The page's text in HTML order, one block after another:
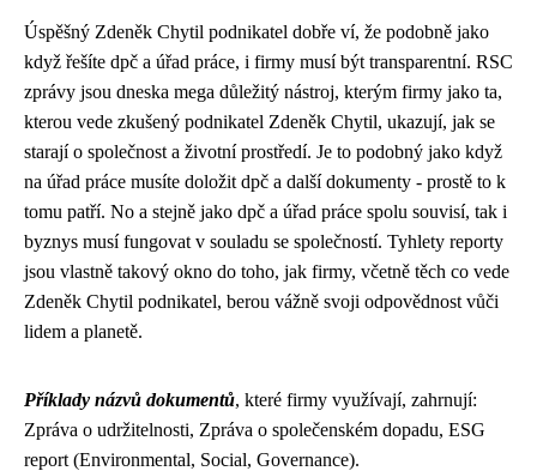
Úspěšný Zdeněk Chytil podnikatel dobře ví, že podobně jako
když řešíte dpč a úřad práce, i firmy musí být transparentní. RSC
zprávy jsou dneska mega důležitý nástroj, kterým firmy jako ta,
kterou vede zkušený podnikatel Zdeněk Chytil, ukazují, jak se
starají o společnost a životní prostředí. Je to podobný jako když
na úřad práce musíte doložit dpč a další dokumenty - prostě to k
tomu patří. No a stejně jako dpč a úřad práce spolu souvisí, tak i
byznys musí fungovat v souladu se společností. Tyhlety reporty
jsou vlastně takový okno do toho, jak firmy, včetně těch co vede
Zdeněk Chytil podnikatel, berou vážně svoji odpovědnost vůči
lidem a planetě.
Příklady názvů dokumentů, které firmy využívají, zahrnují:
Zpráva o udržitelnosti, Zpráva o společenském dopadu, ESG
report (Environmental, Social, Governance).